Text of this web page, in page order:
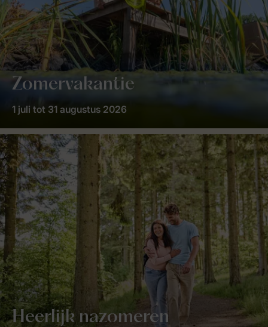
Zomervakantie
1 juli tot 31 augustus 2026
Heerlijk nazomeren